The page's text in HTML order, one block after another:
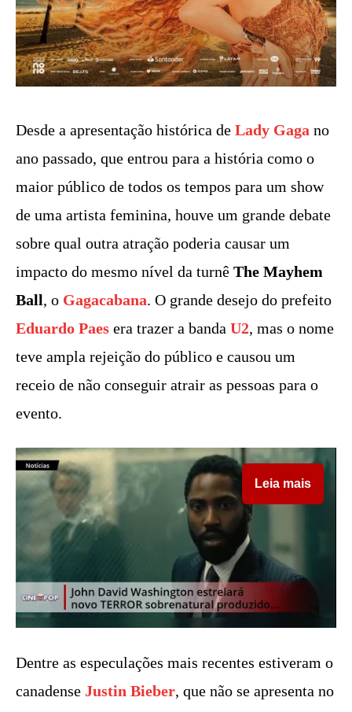
Desde a apresentação histórica de Lady Gaga no
ano passado, que entrou para a história como o
maior público de todos os tempos para um show
de uma artista feminina, houve um grande debate
sobre qual outra atração poderia causar um
impacto do mesmo nível da turnê The Mayhem
Ball, o Gagacabana. O grande desejo do prefeito
Eduardo Paes era trazer a banda U2, mas o nome
teve ampla rejeição do público e causou um
receio de não conseguir atrair as pessoas para o
evento.
Leia mais
Dentre as especulações mais recentes estiveram o
canadense Justin Bieber, que não se apresenta no